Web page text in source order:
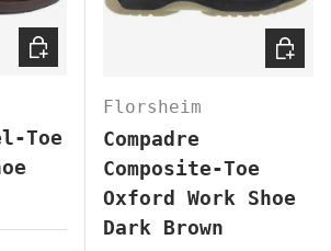
Toe
ELEGIR OPCIONES
Florsheim
Compadre
Composite-Toe
Oxford Work Shoe
Dark Brown